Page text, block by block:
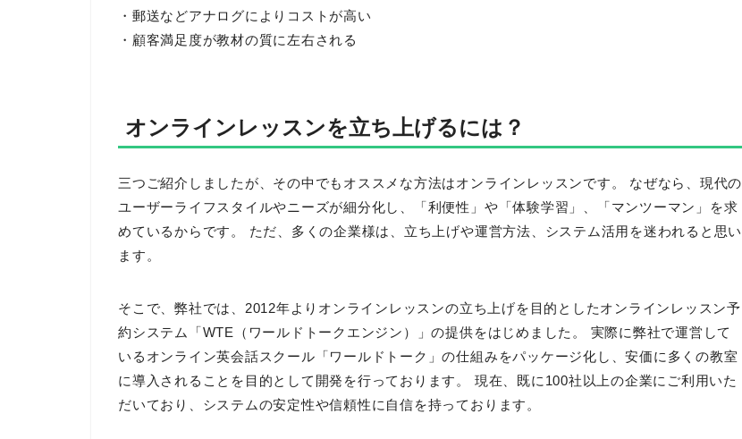
・郵送などアナログによりコストが高い
・顧客満足度が教材の質に左右される
オンラインレッスンを立ち上げるには？
三つご紹介しましたが、その中でもオススメな方法はオンラインレッスンです。 なぜなら、現代の
ユーザーライフスタイルやニーズが細分化し、「利便性」や「体験学習」、「マンツーマン」を求
めているからです。 ただ、多くの企業様は、立ち上げや運営方法、システム活用を迷われると思い
ます。
そこで、弊社では、2012年よりオンラインレッスンの立ち上げを目的としたオンラインレッスン予
約システム「WTE（ワールドトークエンジン）」の提供をはじめました。 実際に弊社で運営して
いるオンライン英会話スクール「ワールドトーク」の仕組みをパッケージ化し、安価に多くの教室
に導入されることを目的として開発を行っております。 現在、既に100社以上の企業にご利用いた
だいており、システムの安定性や信頼性に自信を持っております。